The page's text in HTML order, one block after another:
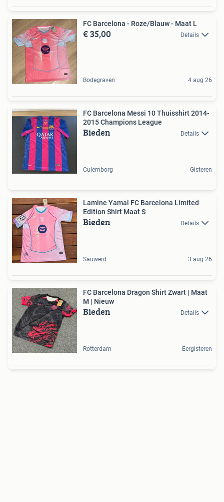
FC Barcelona - Roze/Blauw - Maat L
€ 35,00 Details
Bodegraven 4 aug 26
FC Barcelona Messi 10 Thuisshirt 2014-
2015 Champions League
Bieden Details
Culemborg Gisteren
Lamine Yamal FC Barcelona Limited
Edition Shirt Maat S
Bieden Details
Sauwerd 3 aug 26
FC Barcelona Dragon Shirt Zwart | Maat
M | Nieuw
Bieden Details
Rotterdam Eergisteren